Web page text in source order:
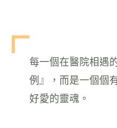
每一個在醫院相遇
例』，而是一個個
好愛的靈魂。